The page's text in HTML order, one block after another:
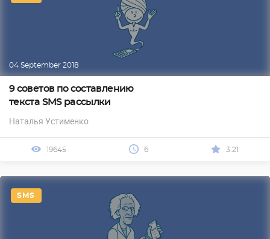
04 September 2018
9 советов по составлению
текста SMS рассылки
Наталья Устименко
19645 6 3.21
SMS